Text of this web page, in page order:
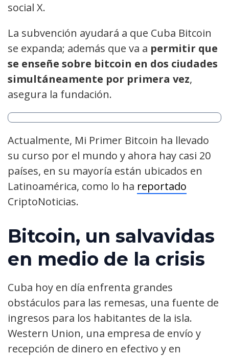
social X.
La subvención ayudará a que Cuba Bitcoin
se expanda; además que va a permitir que
se enseñe sobre bitcoin en dos ciudades
simultáneamente por primera vez,
asegura la fundación.
Actualmente, Mi Primer Bitcoin ha llevado
su curso por el mundo y ahora hay casi 20
países, en su mayoría están ubicados en
Latinoamérica, como lo ha reportado
CriptoNoticias.
Bitcoin, un salvavidas
en medio de la crisis
Cuba hoy en día enfrenta grandes
obstáculos para las remesas, una fuente de
ingresos para los habitantes de la isla.
Western Union, una empresa de envío y
recepción de dinero en efectivo y en